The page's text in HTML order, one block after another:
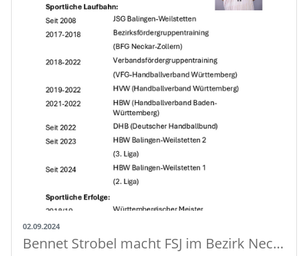
02.09.2024
Bennet Strobel macht FSJ im Bezirk Neckar-Zollern